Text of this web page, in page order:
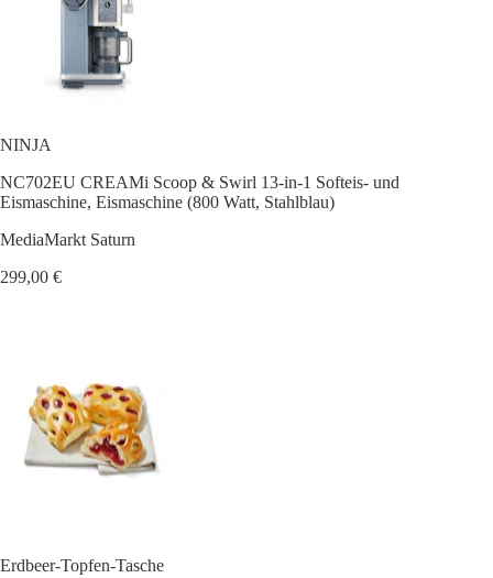
NINJA
NC702EU CREAMi Scoop & Swirl 13-in-1 Softeis- und
Eismaschine, Eismaschine (800 Watt, Stahlblau)
MediaMarkt Saturn
299,00 €
Erdbeer-Topfen-Tasche